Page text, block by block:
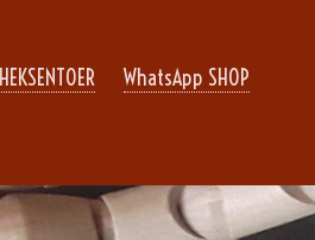
HEKSENTOER
WhatsApp SHOP